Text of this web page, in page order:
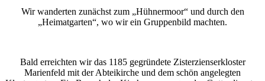
Wir wanderten zunächst zum „Hühnermoor“ und durch den
„Heimatgarten“, wo wir ein Gruppenbild machten.
Bald erreichten wir das 1185 gegründete Zisterzienserkloster
Marienfeld mit der Abteikirche und dem schön angelegten